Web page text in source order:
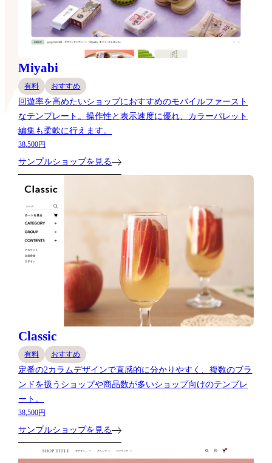
Miyabi
有料 おすすめ
回遊率を高めたいショップにおすすめのモバイルファースト
なテンプレート。操作性と表示速度に優れ、カラーパレット
編集も柔軟に行えます。
38,500円
サンプルショップを見る
Classic
有料 おすすめ
定番の2カラムデザインで直感的に分かりやすく、複数のブラ
ンドを扱うショップや商品数が多いショップ向けのテンプレ
ート。
38,500円
サンプルショップを見る